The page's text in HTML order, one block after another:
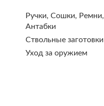
Ручки, Сошки, Ремни,
Антабки
Ствольные заготовки
Уход за оружием